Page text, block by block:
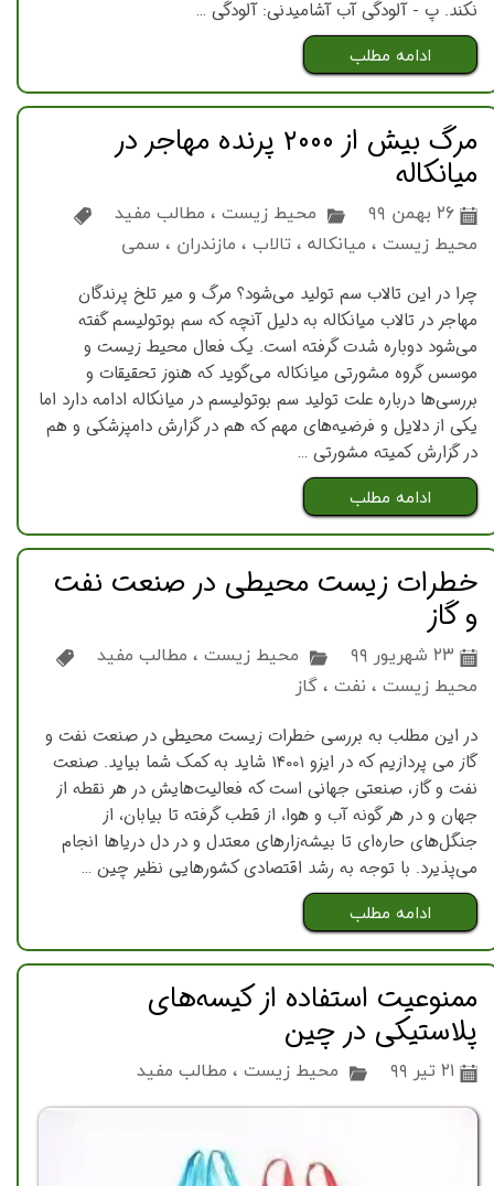
نکند. پ - آلودگی آب آشامیدنی: آلودگی …
ادامه مطلب
مرگ بیش از ۲۰۰۰ پرنده مهاجر در
میانکاله
۲۶ بهمن ۹۹ محیط زیست ، مطالب مفید
محیط زیست ، میانکاله ،تالاب ، مازندران ، سمی
چرا در این تالاب سم تولید می‌شود؟ مرگ و میر تلخ پرندگان
مهاجر در تالاب میانکاله به دلیل آنچه که سم بوتولیسم گفته
می‌شود دوباره شدت گرفته است. یک فعال محیط زیست و
موسس گروه مشورتی میانکاله می‌گوید که هنوز تحقیقات و
بررسی‌ها درباره علت تولید سم بوتولیسم در میانکاله ادامه دارد اما
یکی از دلایل و فرضیه‌های مهم که هم در گزارش دامپزشکی و هم
در گزارش کمیته مشورتی …
ادامه مطلب
خطرات زیست ‌محیطی در صنعت نفت
و گاز
۲۳ شهریور ۹۹ محیط زیست ، مطالب مفید
محیط زیست ، نفت ،گاز
در این مطلب به بررسی خطرات زیست محیطی در صنعت نفت و
گاز می پردازیم که در ایزو 14001 شاید به کمک شما بیاید. صنعت
نفت و گاز، صنعتی جهانی است كه فعالیت‌هایش در هر نقطه از
جهان و در هر گونه آب و هوا، از قطب گرفته تا بیابان، از
جنگل‌های حاره‌ای تا بیشه‌زارهای معتدل و در دل دریاها انجام
می‌پذیرد. با توجه به رشد اقتصادی كشورهایی نظیر چین …
ادامه مطلب
ممنوعیت استفاده از کیسه‌های
پلاستیکی در چین
۲۱ تیر ۹۹ محیط زیست ، مطالب مفید